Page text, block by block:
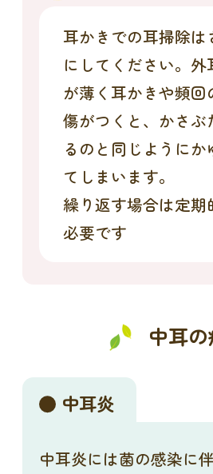
耳かきでの耳掃除は
にしてください。外
が薄く耳かきや頻回
傷がつくと、かさぶ
るのと同じようにか
てしまいます。
繰り返す場合は定期
必要です
中耳
中耳炎
中耳炎には菌の感染に